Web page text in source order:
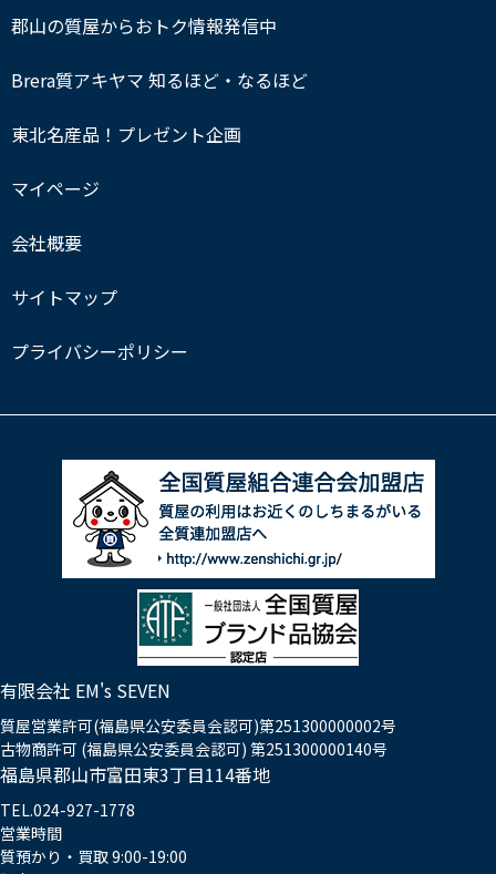
郡山の質屋からおトク情報発信中
Brera質アキヤマ 知るほど・なるほど
東北名産品！プレゼント企画
マイページ
会社概要
サイトマップ
プライバシーポリシー
有限会社 EM's SEVEN
質屋営業許可(福島県公安委員会認可)第251300000002号
古物商許可 (福島県公安委員会認可) 第251300000140号
福島県郡山市富田東3丁目114番地
TEL.024-927-1778
営業時間
質預かり・買取 9:00-19:00